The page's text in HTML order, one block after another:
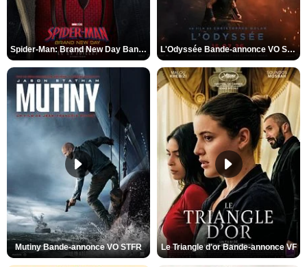
Spider-Man: Brand New Day Bande-annonce VO STFR L'Odyssée Bande-annonce VO STFR
Mutiny Bande-annonce VO STFR Le Triangle d'or Bande-annonce VF